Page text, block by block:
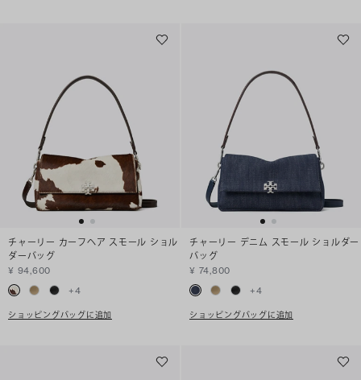
チャーリー カーフヘア スモール ショル
ダーバッグ
¥ 94,600
+4
ショッピングバッグに追加
チャーリー デニム スモール ショルダー
バッグ
¥ 74,800
+4
ショッピングバッグに追加